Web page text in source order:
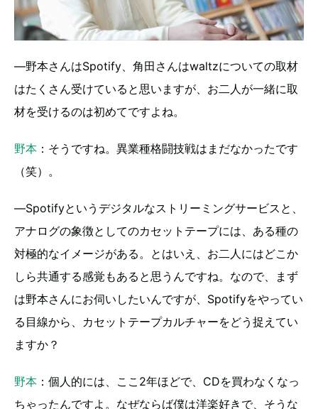
―野本さんはSpotify、角田さんはwaltzについての取材
はたくさん受けていると思いますが、お二人が一緒に取
材を受けるのは初めてですよね。
野本 ：そうですね。異業種格闘技戦はまだなかったです
（笑）。
―Spotifyというデジタルなストリーミングサービスと、
アナログの象徴としてのカセットテープには、ある種の
対極的なイメージがある。とはいえ、お二人にはどこか
しら共通する感覚もあると思うんですね。なので、まず
は野本さんにお伺いしたいんですが、Spotifyをやってい
る目線から、カセットテープカルチャーをどう捉えてい
ますか？
野本 ：個人的には、ここ2年ほどで、CDを買わなくなっ
ちゃったんですよ。なぜならば僕は洋楽好きで、そうな